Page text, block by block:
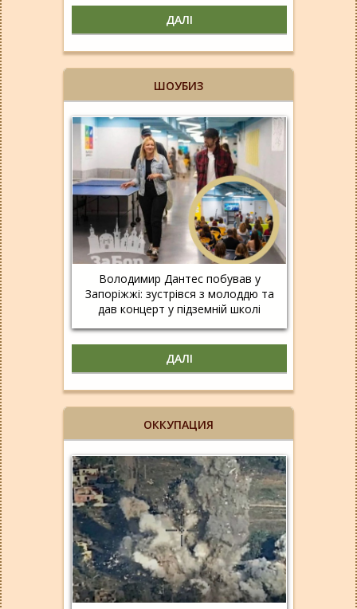
ДАЛІ
ШОУБИЗ
Володимир Дантес побував у
Запоріжжі: зустрівся з молоддю та
дав концерт у підземній школі
ДАЛІ
ОККУПАЦИЯ